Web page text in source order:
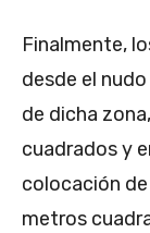
Finalmente,
desde el
de dicha
cuadrados y
colocación
metros